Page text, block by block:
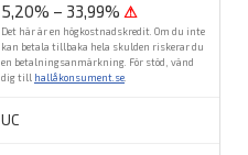
5,20% – 33,99% ⚠
Det här är en högkostnadskredit. Om du inte
kan betala tillbaka hela skulden riskerar du
en betalningsanmärkning. För stöd, vänd
dig till hallåkonsument.se
UC